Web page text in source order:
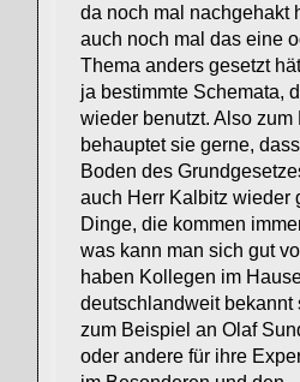
da noch mal nachgehakt
auch noch mal das eine
Thema anders gesetzt
ja bestimmte Schemata,
wieder benutzt. Also zum
behauptet sie gerne,
Boden des
auch Herr Kalbitz wieder
Dinge, die kommen
was kann man sich gut
haben Kollegen im
deutschlandweit bekannt
zum Beispiel an Olaf
oder andere für ihre